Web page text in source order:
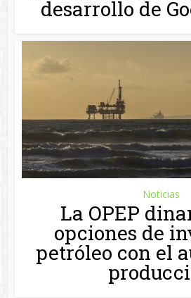
desarrollo de
Noticias
La OPEP
opciones de
petróleo con el